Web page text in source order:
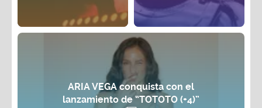
ARIA VEGA conquista con el
lanzamiento de “TOTOTO (+4)”